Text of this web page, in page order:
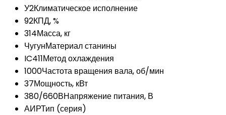
У2Климатическое исполнение
92КПД, %
314Масса, кг
ЧугунМатериал станины
IC411Метод охлаждения
1000Частота вращения вала, об/мин
37Мощность, кВт
380/660ВНапряжение питания, В
АИРТип (серия)